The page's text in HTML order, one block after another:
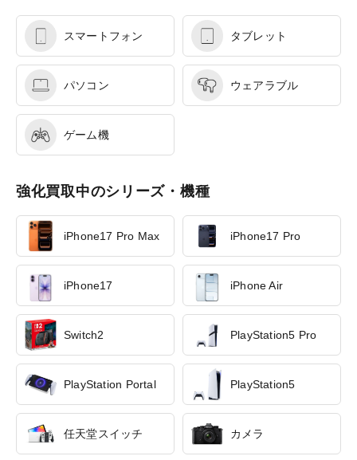
スマートフォン タブレット
パソコン ウェアラブル
ゲーム機
強化買取中のシリーズ・機種
iPhone17 Pro Max iPhone17 Pro
iPhone17 iPhone Air
Switch2 PlayStation5 Pro
PlayStation Portal PlayStation5
任天堂スイッチ カメラ